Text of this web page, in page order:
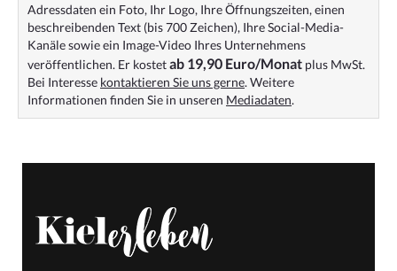
Adressdaten ein Foto, Ihr Logo, Ihre Öffnungszeiten, einen
beschreibenden Text (bis 700 Zeichen), Ihre Social-Media-
Kanäle sowie ein Image-Video Ihres Unternehmens
veröffentlichen. Er kostetab 19,90 Euro/Monat plus MwSt.
Bei Interesse kontaktieren Sie uns gerne. Weitere
Informationen finden Sie in unseren Mediadaten.